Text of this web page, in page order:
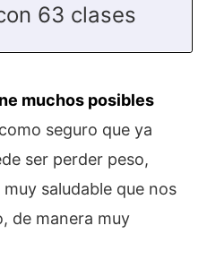
63 clases
muchos posibles
como seguro que ya
ser perder peso,
saludable que nos
de manera muy